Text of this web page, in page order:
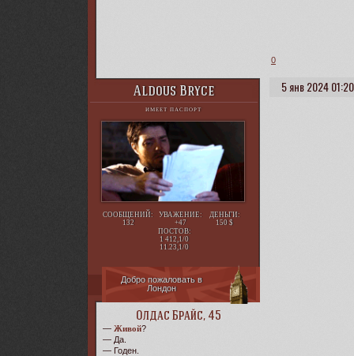
0
5 янв 2024
Aldous Bryce
ИМЕЕТ ПАСПОРТ
СООБЩЕНИЙ:
132
УВАЖЕНИЕ:
+47
ДЕНЬГИ:
150
ПОСТОВ:
1 412,1/0
11.23,1/0
Добро пожаловать в
Лондон
Олдас Брайс, 45
— Живой?
— Да.
— Годен.